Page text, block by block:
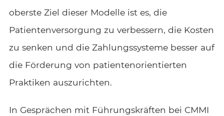
oberste Ziel dieser Modelle ist es, die
Patientenversorgung zu verbessern, die Kosten
zu senken und die Zahlungssysteme besser auf
die Förderung von patientenorientierten
Praktiken auszurichten.
In Gesprächen mit Führungskräften bei CMMI